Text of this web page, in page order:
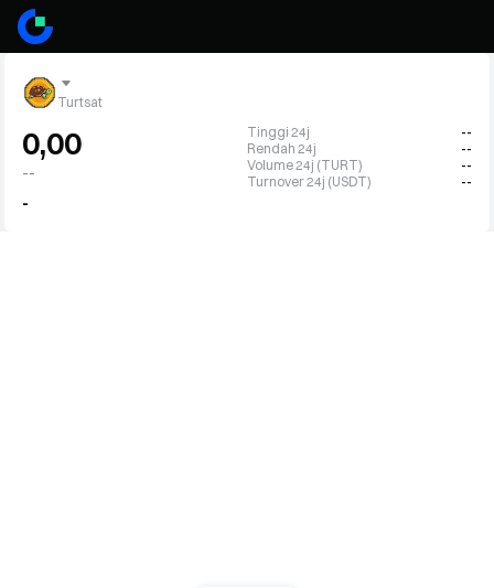
Turtsat
0,00
--
-
Tinggi 24j
--
Rendah 24j
--
Volume 24j (TURT)
--
Turnover 24j (USDT)
--